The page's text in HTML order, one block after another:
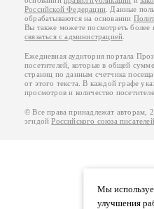
Мы
улучшения
Российской Федерации . Данные
обрабатываются на основании
Вы также можете посмотреть более
связаться с администрацией
Ежедневная аудитория портала
посетителей, которые в общей
страниц по данным счетчика
от этого текста. В каждой графе
просмотров и количество
© Все права принадлежат авторам,
эгидойРоссийского союза писателей